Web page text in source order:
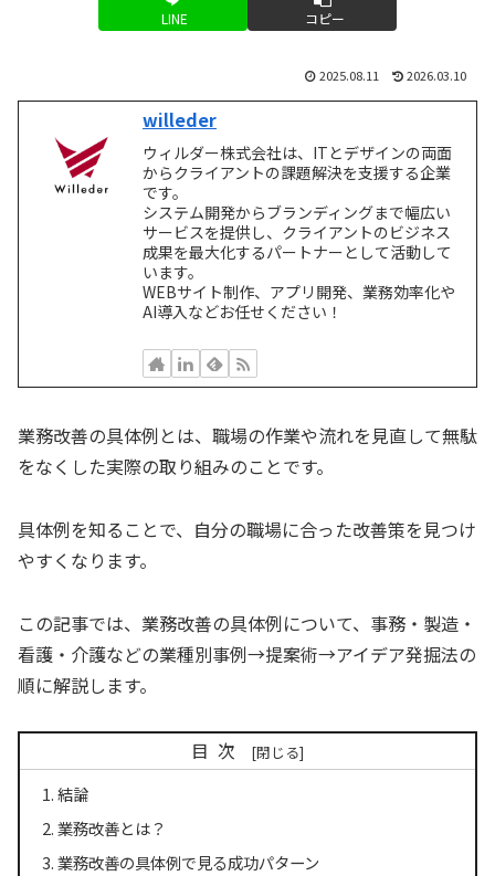
LINE コピー
2025.08.11 2026.03.10
willeder
ウィルダー株式会社は、ITとデザインの両面
からクライアントの課題解決を支援する企業
です。
システム開発からブランディングまで幅広い
サービスを提供し、クライアントのビジネス
成果を最大化するパートナーとして活動して
います。
WEBサイト制作、アプリ開発、業務効率化や
AI導入などお任せください！
業務改善の具体例とは、職場の作業や流れを見直して無駄
をなくした実際の取り組みのことです。
具体例を知ることで、自分の職場に合った改善策を見つけ
やすくなります。
この記事では、業務改善の具体例について、事務・製造・
看護・介護などの業種別事例→提案術→アイデア発掘法の
順に解説します。
目次
結論
業務改善とは？
業務改善の具体例で見る成功パターン